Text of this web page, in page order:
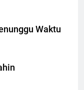
Waktu